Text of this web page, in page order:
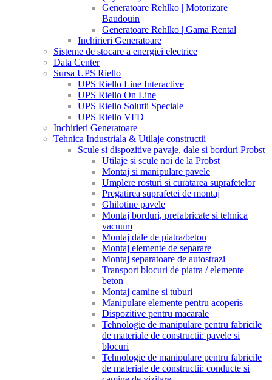
Generatoare Rehlko | Motorizare
Baudouin
Generatoare Rehlko | Gama Rental
Inchirieri Generatoare
Sisteme de stocare a energiei electrice
Data Center
Sursa UPS Riello
UPS Riello Line Interactive
UPS Riello On Line
UPS Riello Solutii Speciale
UPS Riello VFD
Inchirieri Generatoare
Tehnica Industriala & Utilaje constructii
Scule si dispozitive pavaje, dale si borduri Probst
Utilaje si scule noi de la Probst
Montaj si manipulare pavele
Umplere rosturi si curatarea suprafetelor
Pregatirea suprafetei de montaj
Ghilotine pavele
Montaj borduri, prefabricate si tehnica
vacuum
Montaj dale de piatra/beton
Montaj elemente de separare
Montaj separatoare de autostrazi
Transport blocuri de piatra / elemente
beton
Montaj camine si tuburi
Manipulare elemente pentru acoperis
Dispozitive pentru macarale
Tehnologie de manipulare pentru fabricile
de materiale de constructii: pavele si
blocuri
Tehnologie de manipulare pentru fabricile
de materiale de constructii: conducte si